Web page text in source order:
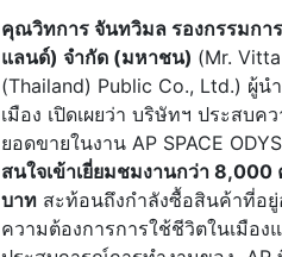
คุณวิทการ จันทวิมล รองกรรมกา
แลนด์) จำกัด (มหาชน) (Mr.
(Thailand) Public Co., Ltd.) ผู้
เมือง เปิดเผยว่า บริษัทฯ ประสบค
ยอดขายในงาน AP SPACE
สนใจเข้าเยี่ยมชมงานกว่า 8,000
บาท สะท้อนถึงกำลังซื้อสินค้าที่อยู่
ความต้องการการใช้ชีวิตในเมือ